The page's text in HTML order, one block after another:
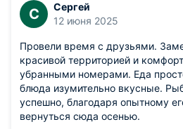
С
Сергей
12 июня 2025
Провели время с друзьями.
красивой территорией и
убранными номерами. Еда
блюда изумительно вкусные.
успешно, благодаря опытному
вернуться сюда осенью.